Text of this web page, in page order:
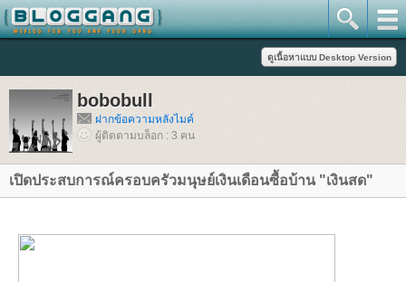
bobobull
ฝากข้อความหลังไมค์
ผู้ติดตามบล็อก : 3 คน
เปิดประสบการณ์ครอบครัวมนุษย์เงินเดือนซื้อบ้าน "เงินสด"